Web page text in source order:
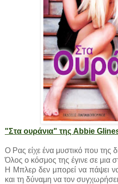
"Στα ουράνια" της Abbie
Ο Ρας είχε ένα μυστικό που της
Όλος ο κόσμος της έγινε σε μια
Η Μπλερ δεν μπορεί να πάψει
και τη δύναμη να τον